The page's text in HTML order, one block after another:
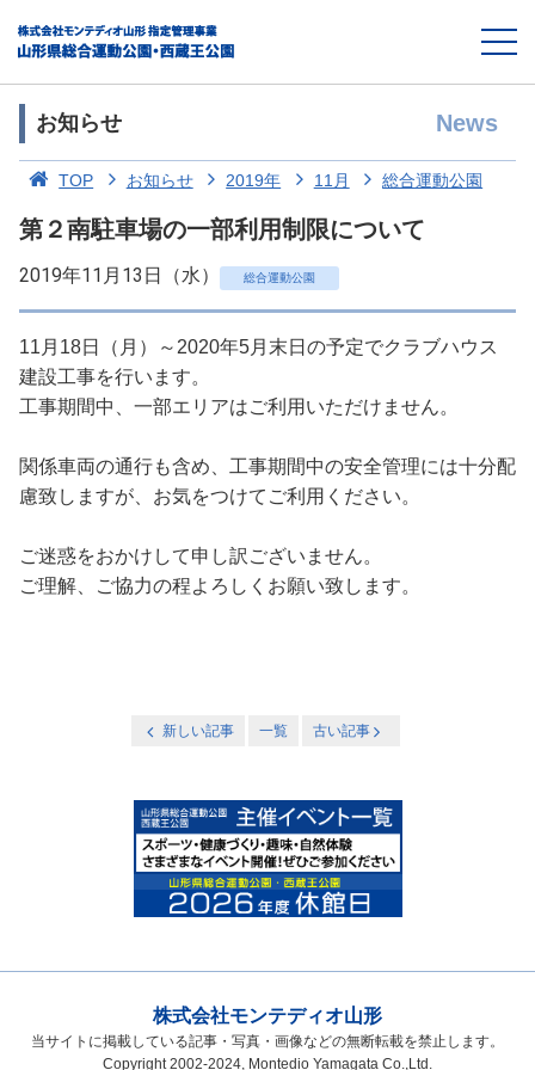
お知らせ News
TOP お知らせ 2019年 11月 総合運動公園
第２南駐車場の一部利用制限について
2019年11月13日（水） 総合運動公園
11月18日（月）～2020年5月末日の予定でクラブハウス
建設工事を行います。
工事期間中、一部エリアはご利用いただけません。
関係車両の通行も含め、工事期間中の安全管理には十分配
慮致しますが、お気をつけてご利用ください。
ご迷惑をおかけして申し訳ございません。
ご理解、ご協力の程よろしくお願い致します。
新しい記事 一覧 古い記事
株式会社モンテディオ山形
当サイトに掲載している記事・写真・画像などの無断転載を禁止します。
Copyright 2002-2024, Montedio Yamagata Co.,Ltd.